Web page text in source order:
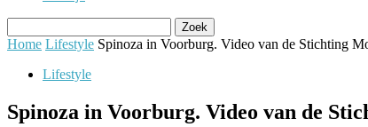
Home Lifestyle Spinoza in Voorburg. Video van de Stichting
Lifestyle
Spinoza in Voorburg. Video van de